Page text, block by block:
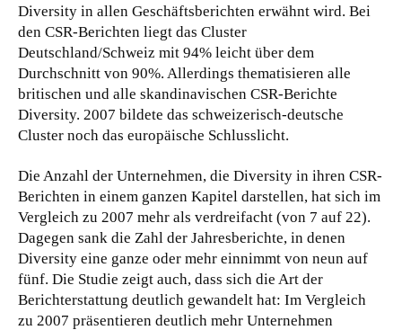
Diversity in allen Geschäftsberichten erwähnt wird. Bei
den CSR-Berichten liegt das Cluster
Deutschland/Schweiz mit 94% leicht über dem
Durchschnitt von 90%. Allerdings thematisieren alle
britischen und alle skandinavischen CSR-Berichte
Diversity. 2007 bildete das schweizerisch-deutsche
Cluster noch das europäische Schlusslicht.
Die Anzahl der Unternehmen, die Diversity in ihren CSR-
Berichten in einem ganzen Kapitel darstellen, hat sich im
Vergleich zu 2007 mehr als verdreifacht (von 7 auf 22).
Dagegen sank die Zahl der Jahresberichte, in denen
Diversity eine ganze oder mehr einnimmt von neun auf
fünf. Die Studie zeigt auch, dass sich die Art der
Berichterstattung deutlich gewandelt hat: Im Vergleich
zu 2007 präsentieren deutlich mehr Unternehmen